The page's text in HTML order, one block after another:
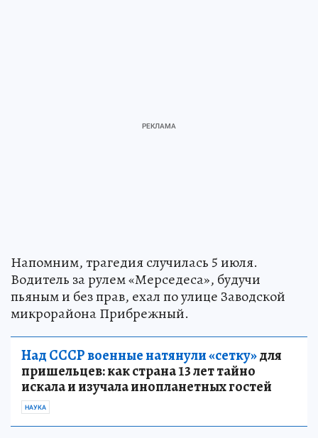
Напомним, трагедия случилась 5 июля.
Водитель за рулем «Мерседеса», будучи
пьяным и без прав, ехал по улице Заводской
микрорайона Прибрежный.
Над СССР военные натянули «сетку»для
пришельцев: как страна 13 лет тайно
искала и изучала инопланетных гостей
НАУКА